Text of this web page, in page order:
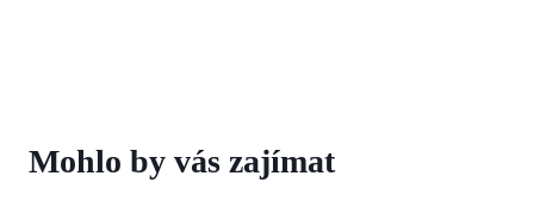
Mohlo by vás zajímat